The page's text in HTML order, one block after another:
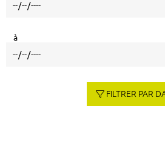
à
FILTRER PAR